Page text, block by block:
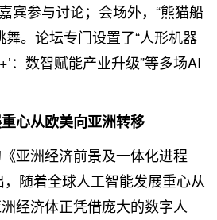
宾参与讨论；会场外，“熊猫船
舞。论坛专门设置了“人形机器
：数智赋能产业升级”等多场AI
心从欧美向亚洲转移
亚洲经济前景及一体化进程
随着全球人工智能发展重心从
经济体正凭借庞大的数字人